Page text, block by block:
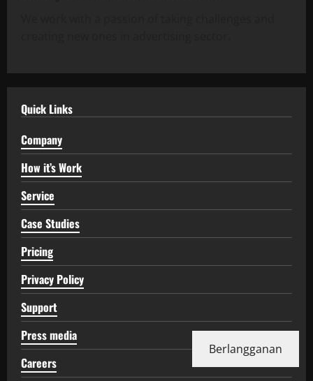
Quick Links
Company
How it’s Work
Service
Case Studies
Pricing
Privacy Policy
Support
Press media
Careers
Berlangganan